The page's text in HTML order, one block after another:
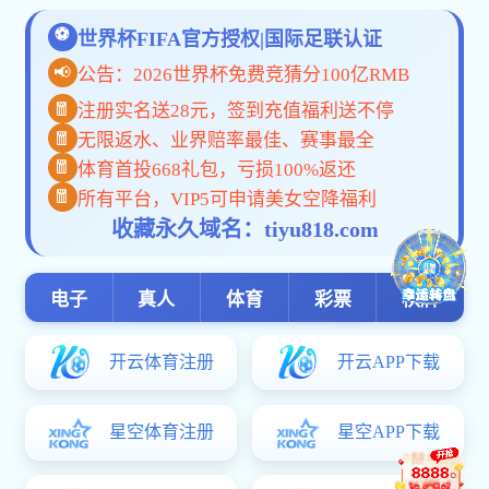
信息公开
铜陵有色设计院
- 企业信息
- “三重一大”事项
- 社会责任履行
- 企业党建
- 信息公开制度
集